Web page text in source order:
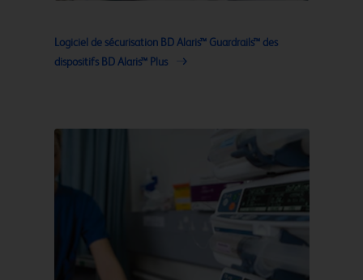
Logiciel de sécurisation BD Alaris™ Guardrails™ des
dispositifs BD Alaris™ Plus